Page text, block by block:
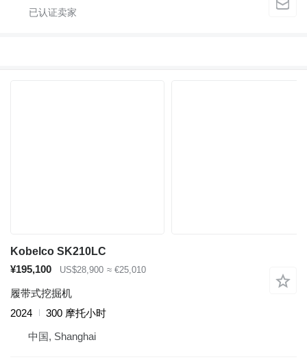
Kobelco SK210LC
¥195,100
US$28,900 ≈ €25,010
履带式挖掘机
2024
300 摩托小时
中国, Shanghai